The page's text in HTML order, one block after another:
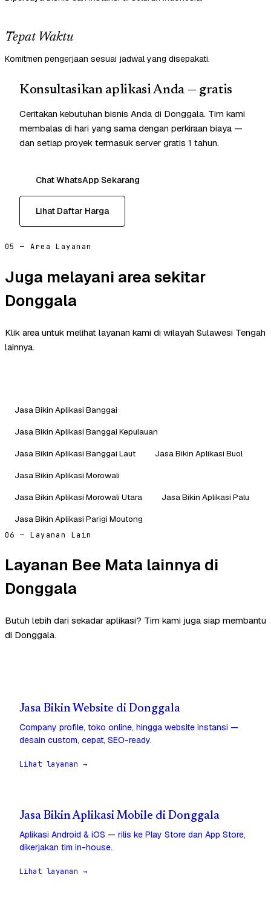
Tepat Waktu
Komitmen pengerjaan sesuai jadwal yang disepakati.
Konsultasikan aplikasi Anda — gratis
Ceritakan kebutuhan bisnis Anda di Donggala. Tim kami
membalas di hari yang sama dengan perkiraan biaya —
dan setiap proyek termasuk server gratis 1 tahun.
Chat WhatsApp Sekarang
Lihat Daftar Harga
05 — Area Layanan
Juga melayani area sekitar
Donggala
Klik area untuk melihat layanan kami di wilayah Sulawesi Tengah
lainnya.
Jasa Bikin Aplikasi Banggai
Jasa Bikin Aplikasi Banggai Kepulauan
Jasa Bikin Aplikasi Banggai Laut
Jasa Bikin Aplikasi Buol
Jasa Bikin Aplikasi Morowali
Jasa Bikin Aplikasi Morowali Utara
Jasa Bikin Aplikasi Palu
Jasa Bikin Aplikasi Parigi Moutong
06 — Layanan Lain
Layanan Bee Mata lainnya di
Donggala
Butuh lebih dari sekadar aplikasi? Tim kami juga siap membantu
di Donggala.
Jasa Bikin Website di Donggala
Company profile, toko online, hingga website instansi —
desain custom, cepat, SEO-ready.
Lihat layanan →
Jasa Bikin Aplikasi Mobile di Donggala
Aplikasi Android & iOS — rilis ke Play Store dan App Store,
dikerjakan tim in-house.
Lihat layanan →